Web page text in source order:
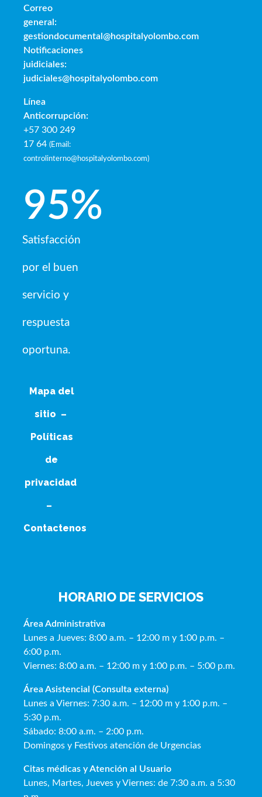
Correo
general:
gestiondocumental@hospitalyolombo.com
Notificaciones
juidiciales:
judiciales@hospitalyolombo.com
Línea
Anticorrupción:
+57 300 249
17 64 (Email:
controlinterno@hospitalyolombo.com)
Satisfacción
por el buen
servicio y
respuesta
oportuna.
95%
Mapa del
sitio –
Políticas
de
privacidad
–
Contactenos
HORARIO DE SERVICIOS
Área Administrativa
Lunes a Jueves: 8:00 a.m. – 12:00 m y 1:00 p.m. –
6:00 p.m.
Viernes: 8:00 a.m. – 12:00 m y 1:00 p.m. – 5:00 p.m.
Área Asistencial (Consulta externa)
Lunes a Viernes: 7:30 a.m. – 12:00 m y 1:00 p.m. –
5:30 p.m.
Sábado: 8:00 a.m. – 2:00 p.m.
Domingos y Festivos atención de Urgencias
Citas médicas y Atención al Usuario
Lunes, Martes, Jueves y Viernes: de 7:30 a.m. a 5:30